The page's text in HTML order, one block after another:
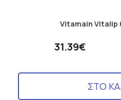
Vitamain Vitalip
31.39€
ΣΤΟ